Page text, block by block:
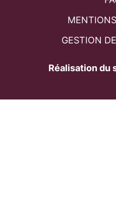
GESTION
Réalisation du